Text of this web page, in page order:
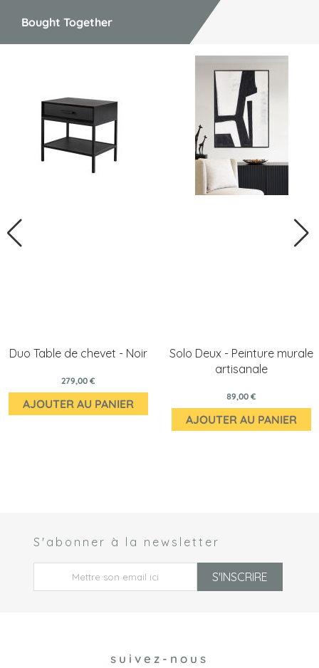
Bought Together
Duo Table de chevet - Noir
279,00 €
AJOUTER AU PANIER
Solo Deux - Peinture murale
artisanale
89,00 €
AJOUTER AU PANIER
S'abonner à la newsletter
S'INSCRIRE
suivez-nous